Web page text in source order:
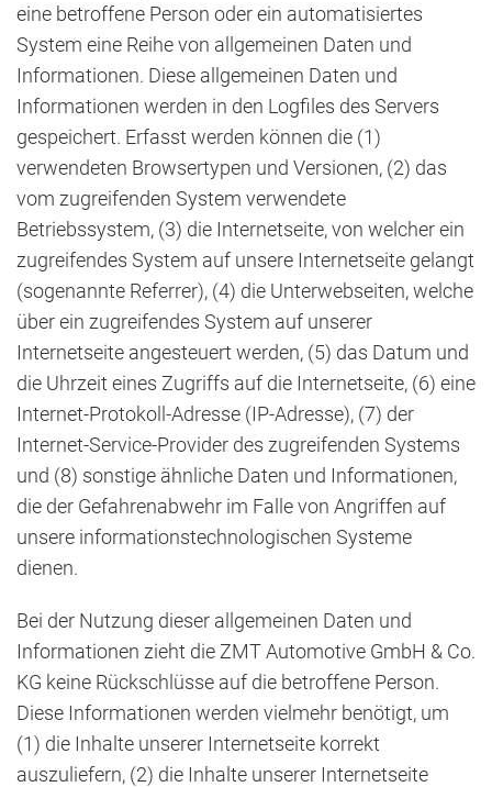
eine betroffene Person oder ein automatisiertes
System eine Reihe von allgemeinen Daten und
Informationen. Diese allgemeinen Daten und
Informationen werden in den Logfiles des Servers
gespeichert. Erfasst werden können die (1)
verwendeten Browsertypen und Versionen, (2) das
vom zugreifenden System verwendete
Betriebssystem, (3) die Internetseite, von welcher ein
zugreifendes System auf unsere Internetseite gelangt
(sogenannte Referrer), (4) die Unterwebseiten, welche
über ein zugreifendes System auf unserer
Internetseite angesteuert werden, (5) das Datum und
die Uhrzeit eines Zugriffs auf die Internetseite, (6) eine
Internet-Protokoll-Adresse (IP-Adresse), (7) der
Internet-Service-Provider des zugreifenden Systems
und (8) sonstige ähnliche Daten und Informationen,
die der Gefahrenabwehr im Falle von Angriffen auf
unsere informationstechnologischen Systeme
dienen.
Bei der Nutzung dieser allgemeinen Daten und
Informationen zieht die ZMT Automotive GmbH & Co.
KG keine Rückschlüsse auf die betroffene Person.
Diese Informationen werden vielmehr benötigt, um
(1) die Inhalte unserer Internetseite korrekt
auszuliefern, (2) die Inhalte unserer Internetseite